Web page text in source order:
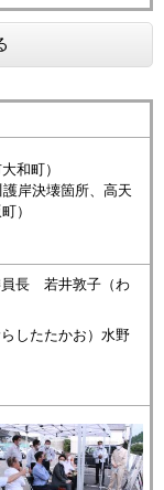
和町）
岸決壊箇所、高天
）
長 若井敦子（わ
したたかお）水野